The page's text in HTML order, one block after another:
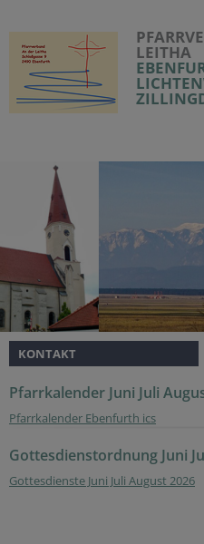
LEITHA
KONTAKT
Pfarrkalender Juni Juli
Pfarrkalender Ebenfurth ics
Gottesdienstordnung Juni
Gottesdienste Juni Juli August 2026